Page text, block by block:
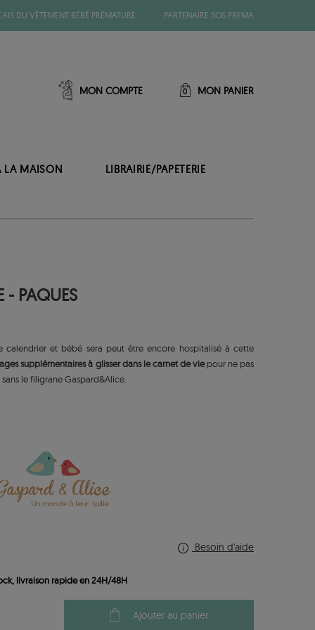
DU VÊTEMENT BÉBÉ PRÉMATURÉ PARTENAIRE SOS PREMA
MON COMPTE 0 MON PANIER
LA MAISON LIBRAIRIE/PAPETERIE
- PAQUES
calendrier et bébé sera peut être encore hospitalisé à cette
supplémentaires à glisser dans le carnet de viepour ne pas
le filigrane Gaspard&Alice.
Besoin d'aide
livraison rapide en 24H/48H
Ajouter au panier